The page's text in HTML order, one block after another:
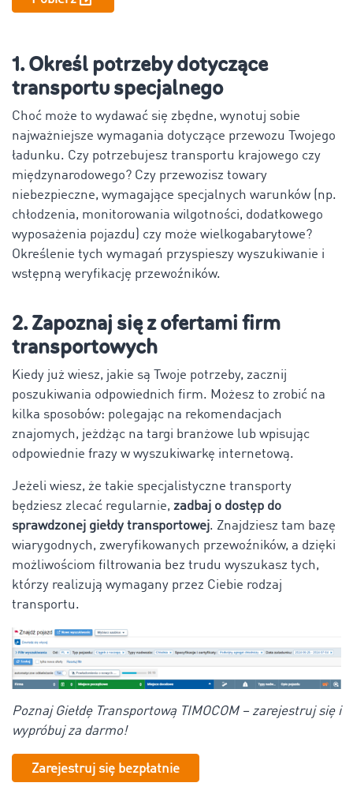
1. Określ potrzeby dotyczące
transportu specjalnego
Choć może to wydawać się zbędne, wynotuj sobie
najważniejsze wymagania dotyczące przewozu Twojego
ładunku. Czy potrzebujesz transportu krajowego czy
międzynarodowego? Czy przewozisz towary
niebezpieczne, wymagające specjalnych warunków (np.
chłodzenia, monitorowania wilgotności, dodatkowego
wyposażenia pojazdu) czy może wielkogabarytowe?
Określenie tych wymagań przyspieszy wyszukiwanie i
wstępną weryfikację przewoźników.
2. Zapoznaj się z ofertami firm
transportowych
Kiedy już wiesz, jakie są Twoje potrzeby, zacznij
poszukiwania odpowiednich firm. Możesz to zrobić na
kilka sposobów: polegając na rekomendacjach
znajomych, jeżdżąc na targi branżowe lub wpisując
odpowiednie frazy w wyszukiwarkę internetową.
Jeżeli wiesz, że takie specjalistyczne transporty
będziesz zlecać regularnie, zadbaj o dostęp do
sprawdzonej giełdy transportowej. Znajdziesz tam bazę
wiarygodnych, zweryfikowanych przewoźników, a dzięki
możliwościom filtrowania bez trudu wyszukasz tych,
którzy realizują wymagany przez Ciebie rodzaj
transportu.
Poznaj Giełdę Transportową TIMOCOM – zarejestruj się i
wypróbuj za darmo!
Zarejestruj się bezpłatnie